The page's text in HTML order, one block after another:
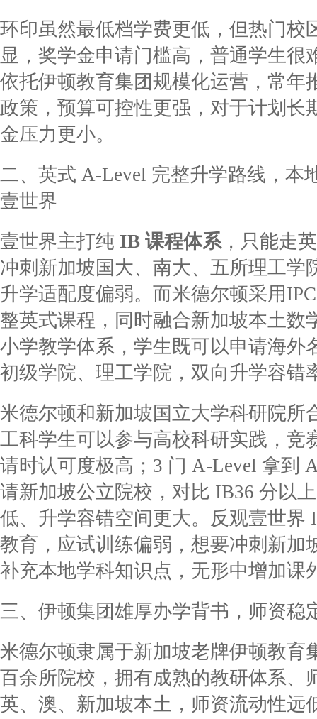
环印虽然最低档学费更低，但热门校
显，奖学金申请门槛高，普通学生很
依托伊顿教育集团规模化运营，常年
政策，预算可控性更强，对于计划长
金压力更小。
二、英式 A-Level 完整升学路线，本
壹世界
壹世界主打纯 IB 课程体系，只能走
冲刺新加坡国大、南大、五所理工学
升学适配度偏弱。而米德尔顿采用
整英式课程，同时融合新加坡本土数
小学教学体系，学生既可以申请海外
初级学院、理工学院，双向升学容错
米德尔顿和新加坡国立大学科研院所
工科学生可以参与高校科研实践，竞
请时认可度极高； 3 门 A-Level 拿到
请新加坡公立院校，对比 IB36 分以
低、升学容错空间更大。反观壹世界
教育，应试训练偏弱，想要冲刺新加
补充本地学科知识点，无形中增加课
三、伊顿集团雄厚办学背书，师资稳
米德尔顿隶属于新加坡老牌伊顿教育
百余所院校，拥有成熟的教研体系、
英、澳、新加坡本土，师资流动性远